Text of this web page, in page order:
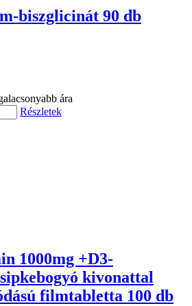
biszglicinát 90 db
ára
Részletek
1000mg +D3-
kivonattal
filmtabletta 100 db